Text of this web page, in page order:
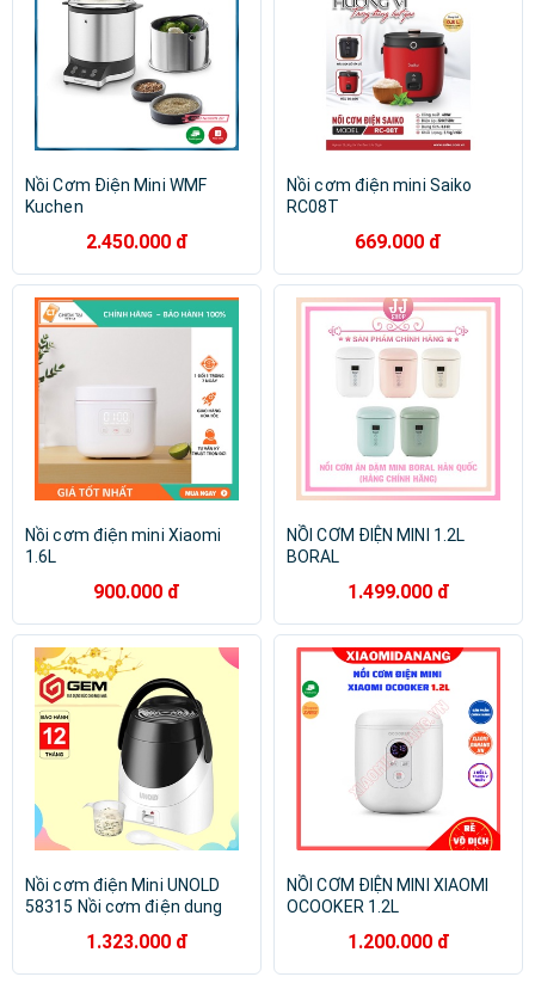
Nồi Cơm Điện Mini WMF
Kuchen
2.450.000 đ
Nồi cơm điện mini Saiko
RC08T
669.000 đ
Nồi cơm điện mini Xiaomi
1.6L
900.000 đ
NỒI CƠM ĐIỆN MINI 1.2L
BORAL
1.499.000 đ
Nồi cơm điện Mini UNOLD
58315 Nồi cơm điện dung
1.323.000 đ
NỒI CƠM ĐIỆN MINI XIAOMI
OCOOKER 1.2L
1.200.000 đ